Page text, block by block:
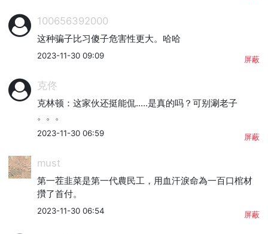
100656392000
这种骗子比习傻子危害性更大。哈哈
2023-11-30 09:09 屏蔽
克佟
克林顿：这家伙还挺能侃.....是真的吗？可别涮老子
。。。
2023-11-30 06:59 屏蔽
must
第一茬韭菜是第一代農民工，用血汗淚命為一百口棺材
攢了首付。
2023-11-30 06:54 屏蔽